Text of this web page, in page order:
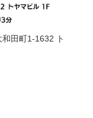
田町1-1632 ト